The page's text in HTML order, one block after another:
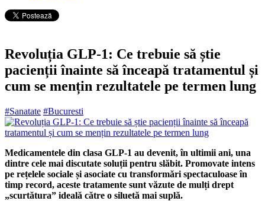
Revoluția GLP-1: Ce trebuie să știe
pacienții înainte să înceapă tratamentul și
cum se mențin rezultatele pe termen lung
#Sanatate #Bucuresti
Medicamentele din clasa GLP-1 au devenit, în ultimii ani, una
dintre cele mai discutate soluții pentru slăbit. Promovate intens
pe rețelele sociale și asociate cu transformări spectaculoase în
timp record, aceste tratamente sunt văzute de mulți drept
„scurtătura” ideală către o siluetă mai suplă.